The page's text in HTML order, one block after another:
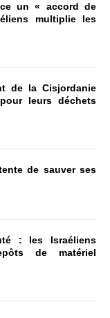
un « accord de
multiplie les
de la Cisjordanie
leurs déchets
de sauver ses
: les Israéliens
de matériel